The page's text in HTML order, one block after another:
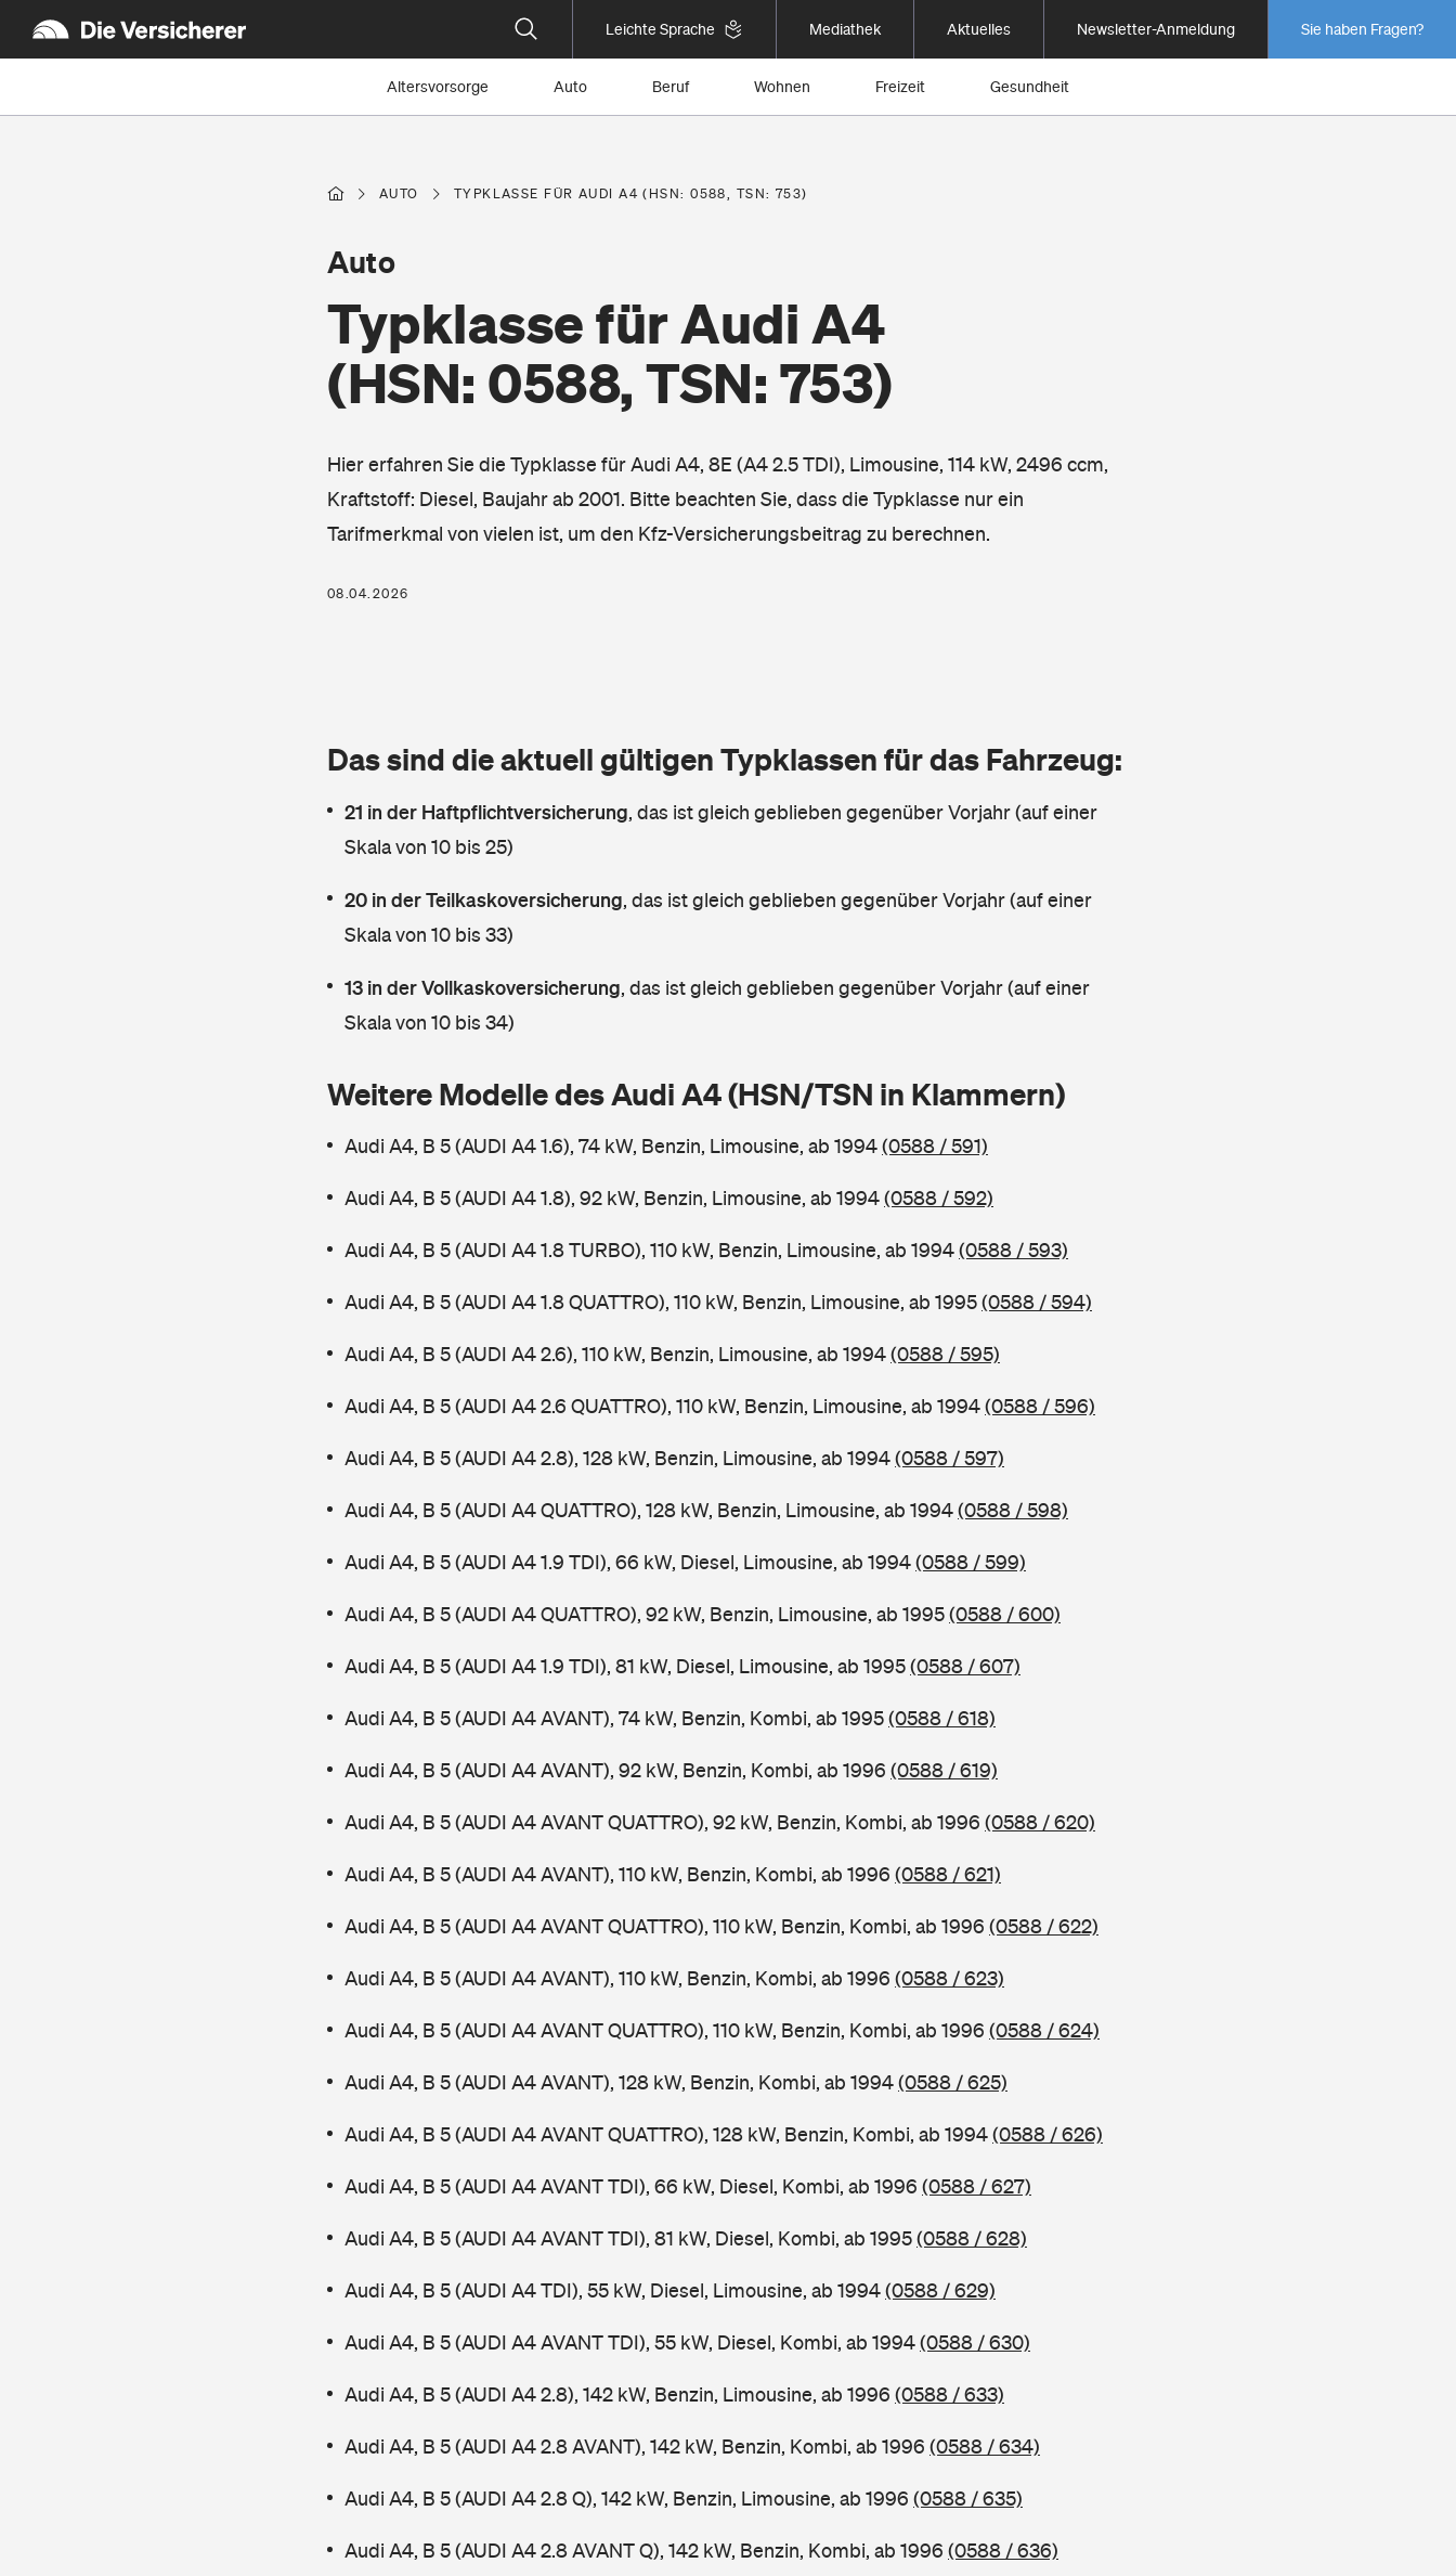
Leichte Sprache Mediathek Aktuelles Newsletter-Anmeldung Sie haben Fragen?
Altersvorsorge Auto Beruf Wohnen Freizeit Gesundheit
AUTO TYPKLASSE FÜR AUDI A4 (HSN: 0588, TSN: 753)
Typklasse für Audi A4
(HSN: 0588, TSN: 753)
Auto
Hier erfahren Sie die Typklasse für Audi A4, 8E (A4 2.5 TDI), Limousine, 114 kW, 2496 ccm,
Kraftstoff: Diesel, Baujahr ab 2001. Bitte beachten Sie, dass die Typklasse nur ein
Tarifmerkmal von vielen ist, um den Kfz-Versicherungsbeitrag zu berechnen.
08.04.2026
Das sind die aktuell gültigen Typklassen für das Fahrzeug:
21 in der Haftpflichtversicherung, das ist gleich geblieben gegenüber Vorjahr (auf einer
Skala von 10 bis 25)
20 in der Teilkaskoversicherung, das ist gleich geblieben gegenüber Vorjahr (auf einer
Skala von 10 bis 33)
13 in der Vollkaskoversicherung, das ist gleich geblieben gegenüber Vorjahr (auf einer
Skala von 10 bis 34)
Weitere Modelle des Audi A4 (HSN/TSN in Klammern)
Audi A4, B 5 (AUDI A4 1.6), 74 kW, Benzin, Limousine, ab 1994(0588 / 591)
Audi A4, B 5 (AUDI A4 1.8), 92 kW, Benzin, Limousine, ab 1994(0588 / 592)
Audi A4, B 5 (AUDI A4 1.8 TURBO), 110 kW, Benzin, Limousine, ab 1994(0588 / 593)
Audi A4, B 5 (AUDI A4 1.8 QUATTRO), 110 kW, Benzin, Limousine, ab 1995(0588 / 594)
Audi A4, B 5 (AUDI A4 2.6), 110 kW, Benzin, Limousine, ab 1994(0588 / 595)
Audi A4, B 5 (AUDI A4 2.6 QUATTRO), 110 kW, Benzin, Limousine, ab 1994(0588 / 596)
Audi A4, B 5 (AUDI A4 2.8), 128 kW, Benzin, Limousine, ab 1994(0588 / 597)
Audi A4, B 5 (AUDI A4 QUATTRO), 128 kW, Benzin, Limousine, ab 1994(0588 / 598)
Audi A4, B 5 (AUDI A4 1.9 TDI), 66 kW, Diesel, Limousine, ab 1994(0588 / 599)
Audi A4, B 5 (AUDI A4 QUATTRO), 92 kW, Benzin, Limousine, ab 1995(0588 / 600)
Audi A4, B 5 (AUDI A4 1.9 TDI), 81 kW, Diesel, Limousine, ab 1995(0588 / 607)
Audi A4, B 5 (AUDI A4 AVANT), 74 kW, Benzin, Kombi, ab 1995(0588 / 618)
Audi A4, B 5 (AUDI A4 AVANT), 92 kW, Benzin, Kombi, ab 1996 (0588 / 619)
Audi A4, B 5 (AUDI A4 AVANT QUATTRO), 92 kW, Benzin, Kombi, ab 1996 (0588 / 620)
Audi A4, B 5 (AUDI A4 AVANT), 110 kW, Benzin, Kombi, ab 1996 (0588 / 621)
Audi A4, B 5 (AUDI A4 AVANT QUATTRO), 110 kW, Benzin, Kombi, ab 1996 (0588 / 622)
Audi A4, B 5 (AUDI A4 AVANT), 110 kW, Benzin, Kombi, ab 1996 (0588 / 623)
Audi A4, B 5 (AUDI A4 AVANT QUATTRO), 110 kW, Benzin, Kombi, ab 1996 (0588 / 624)
Audi A4, B 5 (AUDI A4 AVANT), 128 kW, Benzin, Kombi, ab 1994(0588 / 625)
Audi A4, B 5 (AUDI A4 AVANT QUATTRO), 128 kW, Benzin, Kombi, ab 1994(0588 / 626)
Audi A4, B 5 (AUDI A4 AVANT TDI), 66 kW, Diesel, Kombi, ab 1996 (0588 / 627)
Audi A4, B 5 (AUDI A4 AVANT TDI), 81 kW, Diesel, Kombi, ab 1995(0588 / 628)
Audi A4, B 5 (AUDI A4 TDI), 55 kW, Diesel, Limousine, ab 1994(0588 / 629)
Audi A4, B 5 (AUDI A4 AVANT TDI), 55 kW, Diesel, Kombi, ab 1994(0588 / 630)
Audi A4, B 5 (AUDI A4 2.8), 142 kW, Benzin, Limousine, ab 1996 (0588 / 633)
Audi A4, B 5 (AUDI A4 2.8 AVANT), 142 kW, Benzin, Kombi, ab 1996 (0588 / 634)
Audi A4, B 5 (AUDI A4 2.8 Q), 142 kW, Benzin, Limousine, ab 1996 (0588 / 635)
Audi A4, B 5 (AUDI A4 2.8 AVANT Q), 142 kW, Benzin, Kombi, ab 1996 (0588 / 636)